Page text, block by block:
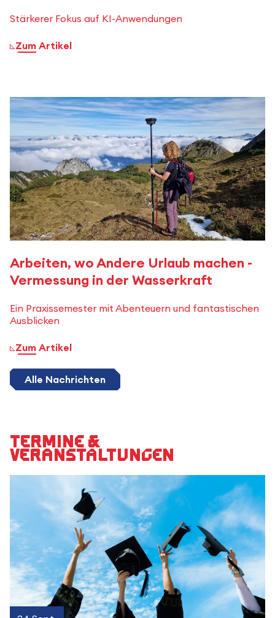
Stärkerer Fokus auf KI-Anwendungen
Zum Artikel
Arbeiten, wo Andere Urlaub machen -
Vermessung in der Wasserkraft
Ein Praxissemester mit Abenteuern und fantastischen
Ausblicken
Zum Artikel
Alle Nachrichten
Termine &
Veranstaltungen